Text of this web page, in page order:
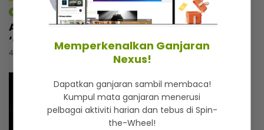
mStar | Kenot Brain
Aniq Suhair tak pernah terfikir jadi artis,
‘comeback’ selepas 2 tahun berehat
4 jam lalu
Memperkenalkan Ganjaran
Nexus!
Dapatkan ganjaran sambil membaca!
Kumpul mata ganjaran menerusi
pelbagai aktiviti harian dan tebus di Spin-
the-Wheel!